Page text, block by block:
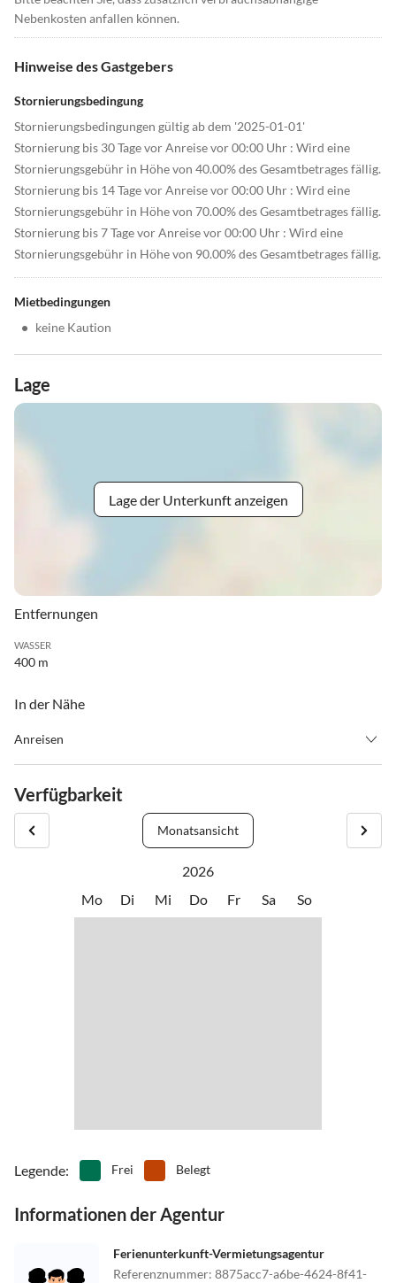
Nebenkosten anfallen können.
Hinweise des Gastgebers
Stornierungsbedingung
Stornierungsbedingungen gültig ab dem '2025-01-01'
Stornierung bis 30 Tage vor Anreise vor 00:00 Uhr : Wird eine
Stornierungsgebühr in Höhe von 40.00% des Gesamtbetrages fällig.
Stornierung bis 14 Tage vor Anreise vor 00:00 Uhr : Wird eine
Stornierungsgebühr in Höhe von 70.00% des Gesamtbetrages fällig.
Stornierung bis 7 Tage vor Anreise vor 00:00 Uhr : Wird eine
Stornierungsgebühr in Höhe von 90.00% des Gesamtbetrages fällig.
Mietbedingungen
• keine Kaution
Lage
Lage der Unterkunft anzeigen
Entfernungen
WASSER
400 m
In der Nähe
Anreisen
Verfügbarkeit
Monatsansicht
2026
Mo
Di Mi Do Fr Sa So
Legende: Frei Belegt
Informationen der Agentur
Ferienunterkunft-Vermietungsagentur
Referenznummer: 8875acc7-a6be-4624-8f41-